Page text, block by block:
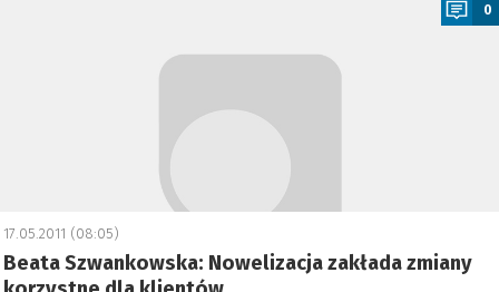
0
17.05.2011 (08:05)
Beata Szwankowska: Nowelizacja zakłada zmiany